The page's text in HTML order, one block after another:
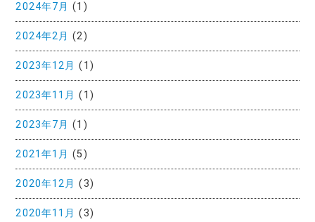
2024年7月 (1)
2024年2月 (2)
2023年12月 (1)
2023年11月 (1)
2023年7月 (1)
2021年1月 (5)
2020年12月 (3)
2020年11月 (3)